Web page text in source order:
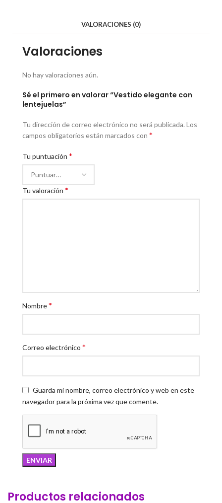
VALORACIONES (0)
Valoraciones
No hay valoraciones aún.
Sé el primero en valorar “Vestido elegante con
lentejuelas”
Tu dirección de correo electrónico no será publicada. Los
campos obligatorios están marcados con *
Tu puntuación *
Tu valoración *
Nombre*
Correo electrónico *
Guarda mi nombre, correo electrónico y web en este
navegador para la próxima vez que comente.
Productos relacionados